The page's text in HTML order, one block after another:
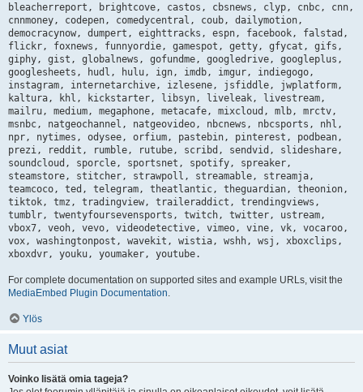
bleacherreport, brightcove, castos, cbsnews, clyp, cnbc, cnn,
cnnmoney, codepen, comedycentral, coub, dailymotion,
democracynow, dumpert, eighttracks, espn, facebook, falstad,
flickr, foxnews, funnyordie, gamespot, getty, gfycat, gifs,
giphy, gist, globalnews, gofundme, googledrive, googleplus,
googlesheets, hudl, hulu, ign, imdb, imgur, indiegogo,
instagram, internetarchive, izlesene, jsfiddle, jwplatform,
kaltura, khl, kickstarter, libsyn, liveleak, livestream,
mailru, medium, megaphone, metacafe, mixcloud, mlb, mrctv,
msnbc, natgeochannel, natgeovideo, nbcnews, nbcsports, nhl,
npr, nytimes, odysee, orfium, pastebin, pinterest, podbean,
prezi, reddit, rumble, rutube, scribd, sendvid, slideshare,
soundcloud, sporcle, sportsnet, spotify, spreaker,
steamstore, stitcher, strawpoll, streamable, streamja,
teamcoco, ted, telegram, theatlantic, theguardian, theonion,
tiktok, tmz, tradingview, traileraddict, trendingviews,
tumblr, twentyfoursevensports, twitch, twitter, ustream,
vbox7, veoh, vevo, videodetective, vimeo, vine, vk, vocaroo,
vox, washingtonpost, wavekit, wistia, wshh, wsj, xboxclips,
xboxdvr, youku, youmaker, youtube.
For complete documentation on supported sites and example URLs, visit the
MediaEmbed Plugin Documentation
Ylös
Muut asiat
Voinko lisätä omia tageja?